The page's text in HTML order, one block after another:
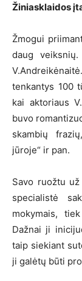
Žiniasklaidos
Žmogui
daug
tenkantys 100
kai aktoriaus
buvo
skambių
jūroje“ ir pan.
Savo ruožtu
specialistė
mokymais,
Dažnai ji
taip siekiant
ji galėtų būti